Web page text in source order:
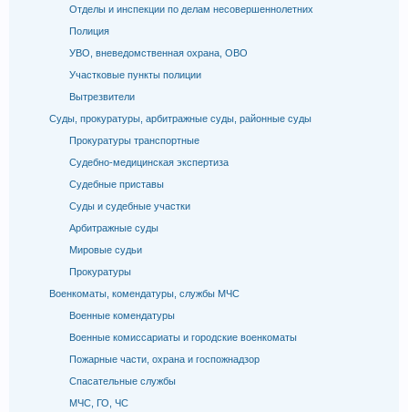
Отделы и инспекции по делам несовершеннолетних
Полиция
УВО, вневедомственная охрана, ОВО
Участковые пункты полиции
Вытрезвители
Суды, прокуратуры, арбитражные суды, районные суды
Прокуратуры транспортные
Судебно-медицинская экспертиза
Судебные приставы
Суды и судебные участки
Арбитражные суды
Мировые судьи
Прокуратуры
Военкоматы, комендатуры, службы МЧС
Военные комендатуры
Военные комиссариаты и городские военкоматы
Пожарные части, охрана и госпожнадзор
Спасательные службы
МЧС, ГО, ЧС